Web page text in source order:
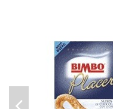
Nudos de
chocolate con
1,65 €
Añadir